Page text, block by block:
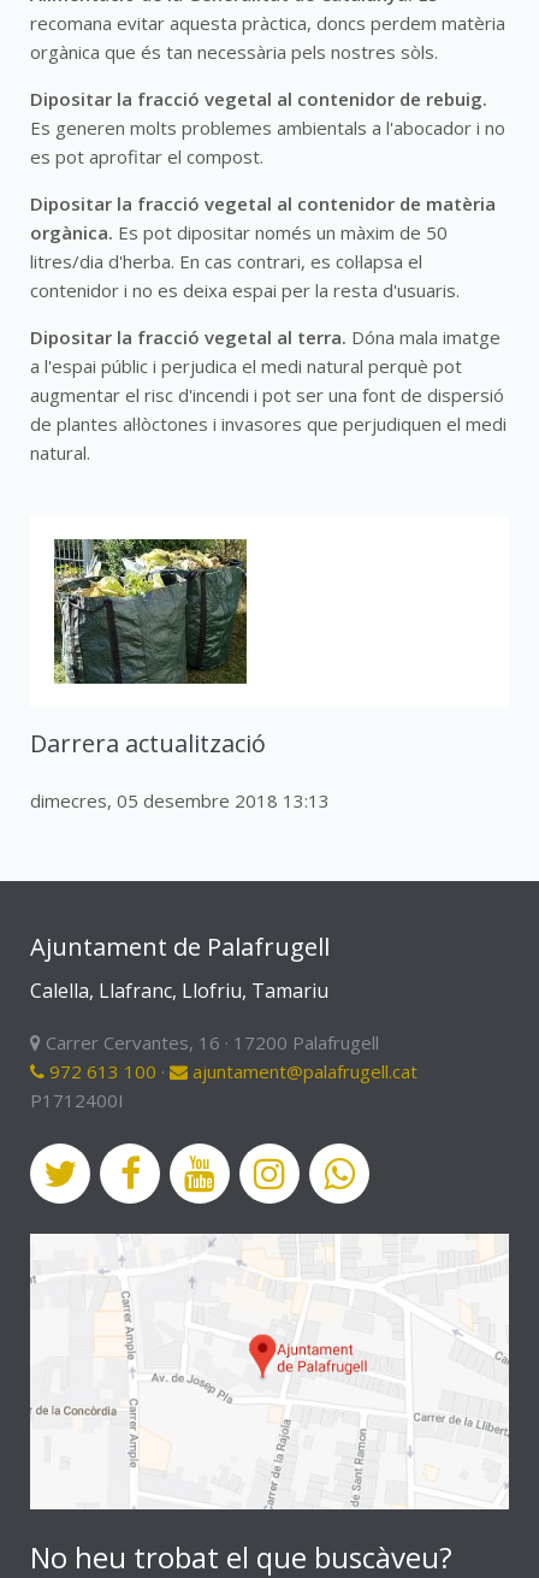
recomana evitar aquesta pràctica, doncs perdem matèria
orgànica que és tan necessària pels nostres sòls.
Dipositar la fracció vegetal al contenidor de rebuig.
Es generen molts problemes ambientals a l'abocador i no
es pot aprofitar el compost.
Dipositar la fracció vegetal al contenidor de matèria
orgànica. Es pot dipositar només un màxim de 50
litres/dia d'herba. En cas contrari, es col·lapsa el
contenidor i no es deixa espai per la resta d'usuaris.
Dipositar la fracció vegetal al terra. Dóna mala imatge
a l'espai públic i perjudica el medi natural perquè pot
augmentar el risc d'incendi i pot ser una font de dispersió
de plantes al·lòctones i invasores que perjudiquen el medi
natural.
Darrera actualització
dimecres, 05 desembre 2018 13:13
Ajuntament de Palafrugell
Calella, Llafranc, Llofriu, Tamariu
Carrer Cervantes, 16 · 17200 Palafrugell
972 613 100 ·
ajuntament@palafrugell.cat
P1712400I
No heu trobat el que buscàveu?